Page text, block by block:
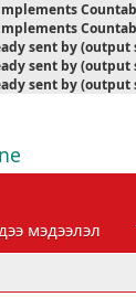
sent by
sent by
sent by
мэдээлэл